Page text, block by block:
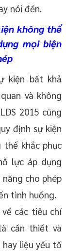
nói đến.
không thể
mọi biện
kiện bất khả
và không
2015 cũng
định sự kiện
thể khắc phục
lực áp dụng
cho phép
tình huống.
về các tiêu chí
cần thiết và
liệu yếu tố